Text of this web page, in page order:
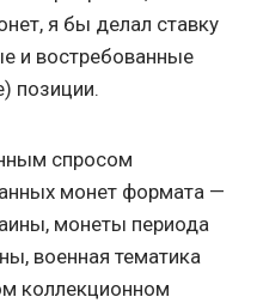
я бы делал ставку
и востребованные
позиции.
спросом
монет формата —
монеты периода
военная тематика
коллекционном